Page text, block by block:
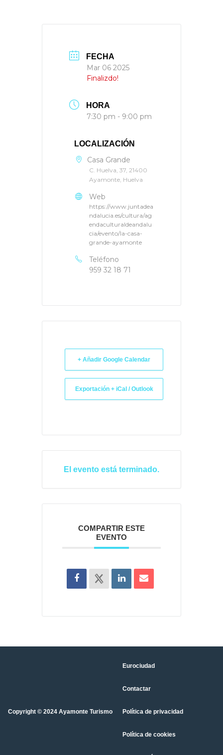
FECHA
Mar 06 2025
Finalizdo!
HORA
7:30 pm - 9:00 pm
LOCALIZACIÓN
Casa Grande
C. Huelva, 37, 21400
Ayamonte, Huelva
Web
https://www.juntadea
ndalucia.es/cultura/ag
endaculturaldeandalu
cia/evento/la-casa-
grande-ayamonte
Teléfono
959 32 18 71
+ Añadir Google Calendar
Exportación + iCal / Outlook
El evento está terminado.
COMPARTIR ESTE
EVENTO
Copyright © 2024 Ayamonte Turismo
Eurociudad
Contactar
Política de privacidad
Política de cookies